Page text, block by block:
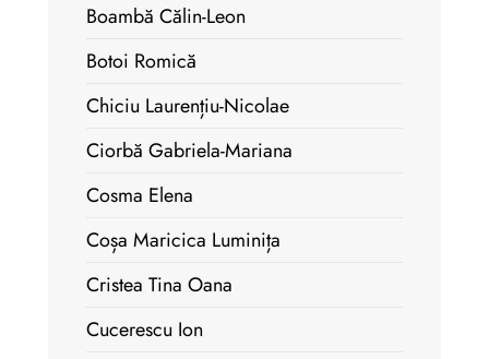
Boambă Călin-Leon
Botoi Romică
Chiciu Laurențiu-Nicolae
Ciorbă Gabriela-Mariana
Cosma Elena
Coșa Maricica Luminița
Cristea Tina Oana
Cucerescu Ion